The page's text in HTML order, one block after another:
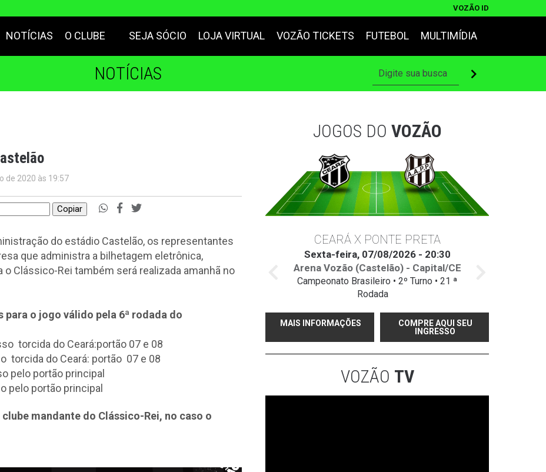
VOZÃO ID
NOTÍCIAS O CLUBE SEJA SÓCIO LOJA VIRTUAL VOZÃO TICKETS FUTEBOL MULTIMÍDIA
NOTÍCIAS
de 2020 às 19:57
Copiar
do estádio Castelão, os representantes
que administra a bilhetagem eletrônica,
Clássico-Rei também será realizada amanhã no
o jogo válido pela 6ª rodada do
torcida do Ceará:portão 07 e 08
torcida do Ceará: portão 07 e 08
pelo portão principal
pelo portão principal
mandante do Clássico-Rei, no caso o
JOGOS DO VOZÃO
CEARÁ X PONTE PRETA
Sexta-feira, 07/08/2026 - 20:30
Arena Vozão (Castelão) - Capital/CE
Campeonato Brasileiro • 2º Turno • 21 ª
Rodada
MAIS INFORMAÇÕES
COMPRE AQUI SEU
INGRESSO
VOZÃO TV